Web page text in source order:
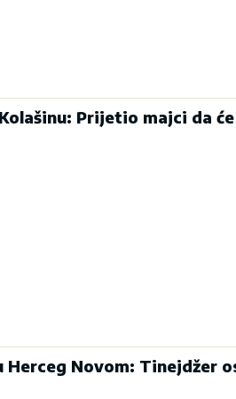
Kolašinu: Prijetio majci da
Herceg Novom: Tinejdžer